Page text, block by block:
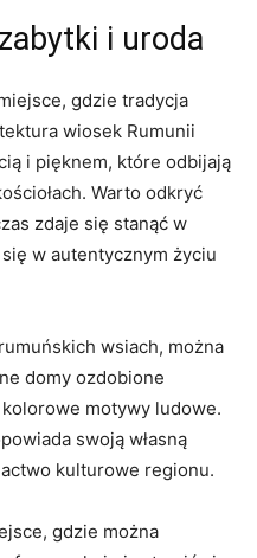
i uroda
gdzie tradycja
wiosek Rumunii
i pięknem, które odbijają⁣
Warto odkryć
zdaje się stanąć w
w ‌autentycznym życiu
wsiach, można
domy ⁤ozdobione
motywy ludowe.‍
swoją ⁤własną
kulturowe regionu.
⁣gdzie można